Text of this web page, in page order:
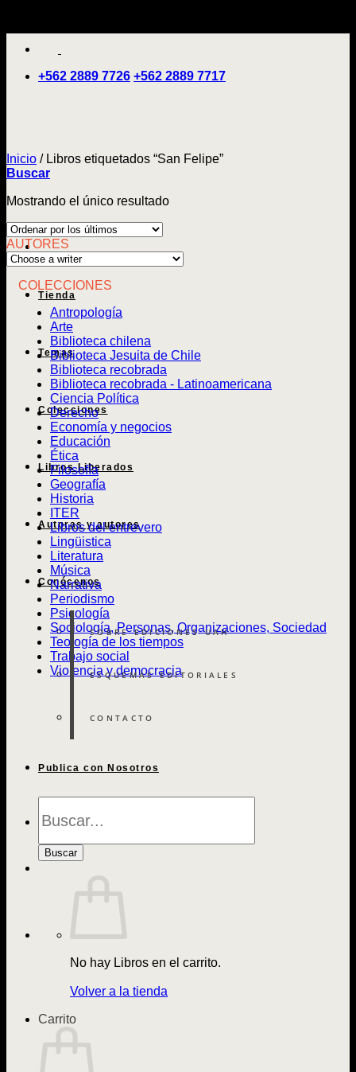
+562 2889 7726 +562 2889 7717
Tienda
Temas
Colecciones
Libros Liberados
Autoras y autores
Conócenos
SOBRE EDICIONES UAH
ESQUEMAS EDITORIALES
CONTACTO
Publica con Nosotros
de
Buscar
No hay Libros en el carrito.
Volver a la tienda
Carrito
Inicio /Libros etiquetados “San Felipe”
Buscar
Mostrando el único resultado
AUTORES
COLECCIONES
Antropología
Arte
Biblioteca chilena
Biblioteca Jesuita de Chile
Biblioteca recobrada
Biblioteca recobrada - Latinoamericana
Ciencia Política
Derecho
Economía y negocios
Educación
Ética
Filosofía
Geografía
Historia
ITER
Libros del entrevero
Lingüistica
Literatura
Música
Narrativa
Periodismo
Psicología
Sociología, Personas, Organizaciones, Sociedad
Teología de los tiempos
Trabajo social
Violencia y democracia